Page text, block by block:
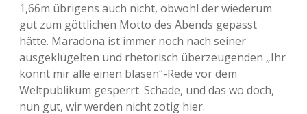
1,66m übrigens auch nicht, obwohl der wiederum
gut zum göttlichen Motto des Abends gepasst
hätte. Maradona ist immer noch nach seiner
ausgeklügelten und rhetorisch überzeugenden „Ihr
könnt mir alle einen blasen“-Rede vor dem
Weltpublikum gesperrt. Schade, und das wo doch,
nun gut, wir werden nicht zotig hier.